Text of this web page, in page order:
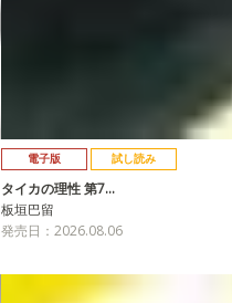
電子版 試し読み
タイカの理性 第7…
板垣巴留
発売日：2026.08.06